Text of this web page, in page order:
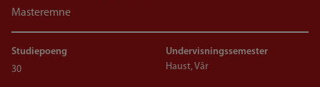
Masteremne
Studiepoeng
30
Undervisningssemester
Haust, Vår